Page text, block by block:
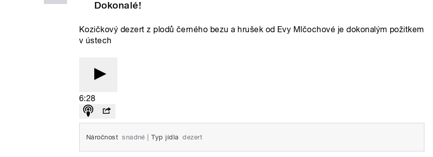
Dokonalé!
Kozičkový dezert z plodů černého bezu a hrušek od Evy Mlčochové je dokonalým požitkem
v ústech
6:28
Náročnost snadné Typ jídla dezert